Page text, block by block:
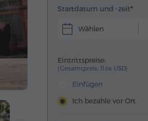
Startdatum und -zeit
Wählen
Eintrittspreise:
(Gesamtpreis: 11.08 USD)
Einfügen
Ich bezahle vor Ort